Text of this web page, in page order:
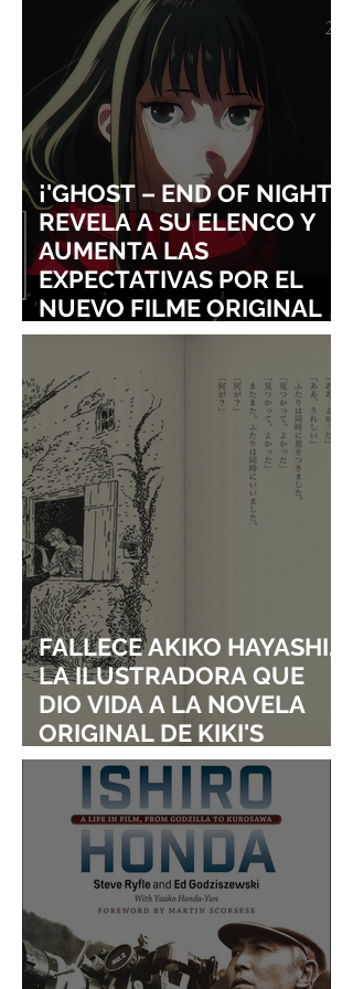
¡'GHOST – END OF NIGHT'
REVELA A SU ELENCO Y
AUMENTA LAS
EXPECTATIVAS POR EL
NUEVO FILME ORIGINAL
DE SHINGO NATSUME!
FALLECE AKIKO HAYASHI,
LA ILUSTRADORA QUE
DIO VIDA A LA NOVELA
ORIGINAL DE KIKI'S
DELIVERY SERVICE